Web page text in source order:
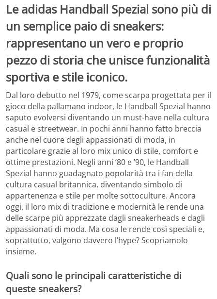
Le adidas Handball Spezial sono più di
un semplice paio di sneakers:
rappresentano un vero e proprio
pezzo di storia che unisce funzionalità
sportiva e stile iconico.
Dal loro debutto nel 1979, come scarpa progettata per il
gioco della pallamano indoor, le Handball Spezial hanno
saputo evolversi diventando un must-have nella cultura
casual e streetwear. In pochi anni hanno fatto breccia
anche nel cuore degli appassionati di moda, in
particolare grazie al loro mix unico di stile, comfort e
ottime prestazioni. Negli anni ’80 e ’90, le Handball
Spezial hanno guadagnato popolarità tra i fan della
cultura casual britannica, diventando simbolo di
appartenenza e stile per molte sottoculture. Ancora
oggi, il loro mix di tradizione e modernità le rende una
delle scarpe più apprezzate dagli sneakerheads e dagli
appassionati di moda. Ma cosa le rende così speciali e,
soprattutto, valgono davvero l’hype? Scopriamolo
insieme.
Quali sono le principali caratteristiche di
queste sneakers?